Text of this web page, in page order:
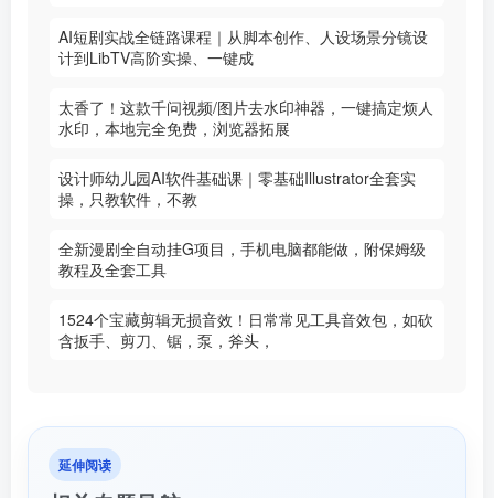
AI短剧实战全链路课程｜从脚本创作、人设场景分镜设
计到LibTV高阶实操、一键成
太香了！这款千问视频/图片去水印神器，一键搞定烦人
水印，本地完全免费，浏览器拓展
设计师幼儿园AI软件基础课｜零基础Illustrator全套实
操，只教软件，不教
全新漫剧全自动挂G项目，手机电脑都能做，附保姆级
教程及全套工具
1524个宝藏剪辑无损音效！日常常见工具音效包，如砍
含扳手、剪刀、锯，泵，斧头，
延伸阅读